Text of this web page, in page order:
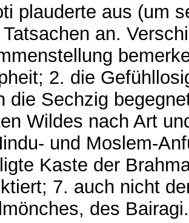
plauderte aus (um
an.
2. die
die Sechzig
Wildes nach Art
und Moslem-
Kaste der
7. auch nicht
des Bairagi.